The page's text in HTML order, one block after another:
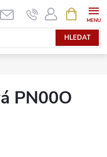
HLEDAT
NÁKUPNÍ
KOŠÍK
PN00O